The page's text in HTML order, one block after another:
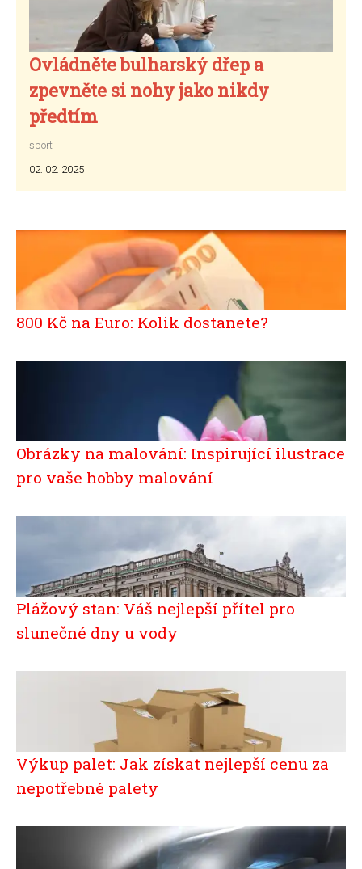
Ovládněte bulharský dřep a
zpevněte si nohy jako nikdy
předtím
sport
02. 02. 2025
800 Kč na Euro: Kolik dostanete?
Obrázky na malování: Inspirující ilustrace
pro vaše hobby malování
Plážový stan: Váš nejlepší přítel pro
slunečné dny u vody
Výkup palet: Jak získat nejlepší cenu za
nepotřebné palety